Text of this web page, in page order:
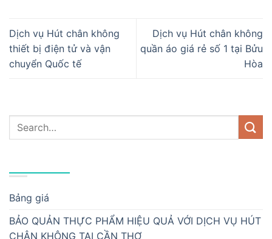
Dịch vụ Hút chân không
thiết bị điện tử và vận
chuyển Quốc tế
Dịch vụ Hút chân không
quần áo giá rẻ số 1 tại Bửu
Hòa
Bảng giá
BẢO QUẢN THỰC PHẨM HIỆU QUẢ VỚI DỊCH VỤ HÚT
CHÂN KHÔNG TẠI CẦN THƠ